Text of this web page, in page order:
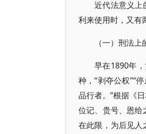
近代法意义上
利来使用时，又有
（一）刑法上
早在1890年
种，“剥夺公权”“
品行者。”根据《
位记、贵号、恩给
在此限，为后见